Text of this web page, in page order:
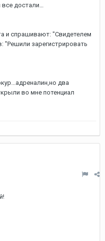
все достали…
и спрашивают: "Свидетелем
"Решили зарегистрировать
два
во мне потенциал